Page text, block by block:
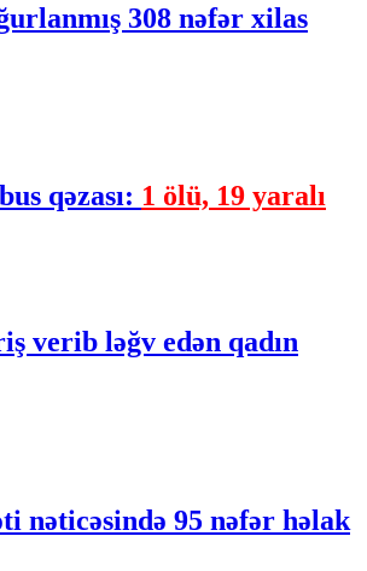
308 nəfər xilas
qəzası: 1 ölü, 19 yaralı
verib ləğv edən qadın
nəticəsində 95 nəfər həlak